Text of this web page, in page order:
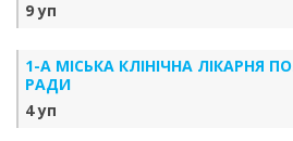
9 уп
1-А МІСЬКА КЛІНІЧНА ЛІКАРНЯ
РАДИ
4 уп